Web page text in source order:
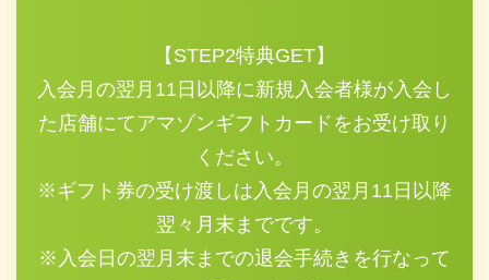
【STEP2特典GET】
入会月の翌月11日以降に新規入会者様が入会し
た店舗にてアマゾンギフトカードをお受け取り
ください。
※ギフト券の受け渡しは入会月の翌月11日以降
翌々月末までです。
※入会日の翌月末までの退会手続きを行なって